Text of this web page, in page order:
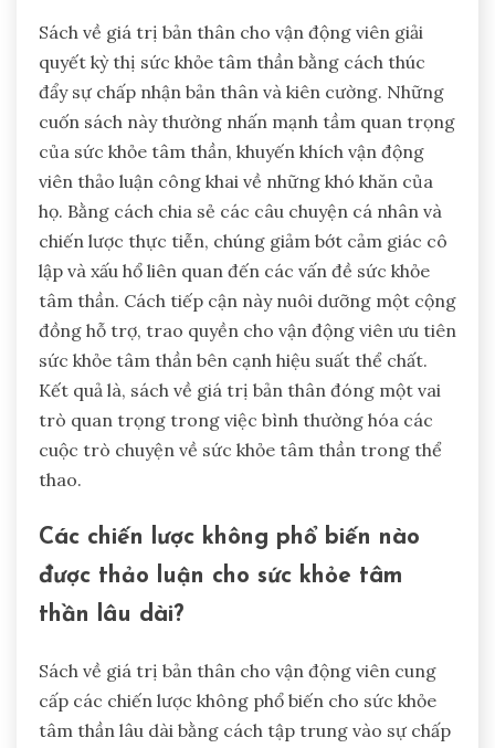
Sách về giá trị bản thân cho vận động viên giải
quyết kỳ thị sức khỏe tâm thần bằng cách thúc
đẩy sự chấp nhận bản thân và kiên cường. Những
cuốn sách này thường nhấn mạnh tầm quan trọng
của sức khỏe tâm thần, khuyến khích vận động
viên thảo luận công khai về những khó khăn của
họ. Bằng cách chia sẻ các câu chuyện cá nhân và
chiến lược thực tiễn, chúng giảm bớt cảm giác cô
lập và xấu hổ liên quan đến các vấn đề sức khỏe
tâm thần. Cách tiếp cận này nuôi dưỡng một cộng
đồng hỗ trợ, trao quyền cho vận động viên ưu tiên
sức khỏe tâm thần bên cạnh hiệu suất thể chất.
Kết quả là, sách về giá trị bản thân đóng một vai
trò quan trọng trong việc bình thường hóa các
cuộc trò chuyện về sức khỏe tâm thần trong thể
thao.
Các chiến lược không phổ biến nào
được thảo luận cho sức khỏe tâm
thần lâu dài?
Sách về giá trị bản thân cho vận động viên cung
cấp các chiến lược không phổ biến cho sức khỏe
tâm thần lâu dài bằng cách tập trung vào sự chấp